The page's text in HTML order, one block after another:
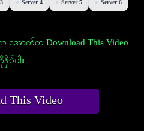
Server 4 Server 5 Server 6
အောက်က Download This Video
ပ်ပါ။
This Video